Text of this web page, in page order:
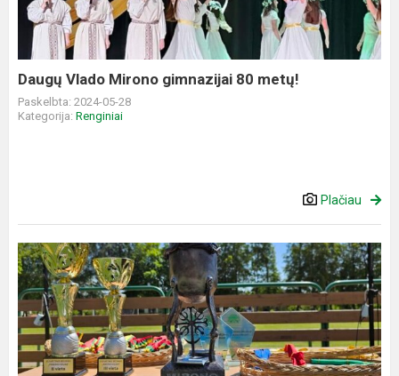
80
metų!
Daugų Vlado Mirono gimnazijai 80 metų!
Paskelbta: 2024-05-28
Kategorija: Renginiai
Plačiau
13-
asis
„Mirono
kelias“